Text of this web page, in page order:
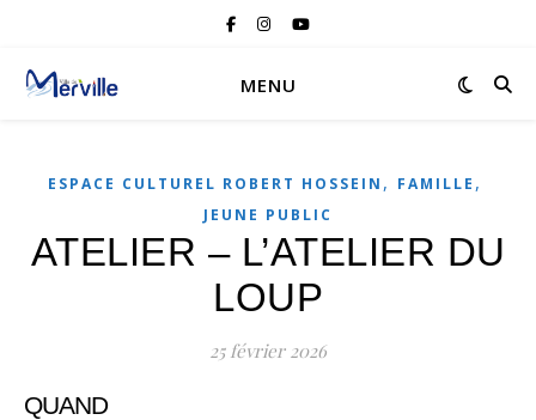
MENU
ESPACE CULTUREL ROBERT HOSSEIN , FAMILLE ,
JEUNE PUBLIC
ATELIER – L’ATELIER DU
LOUP
25 février 2026
QUAND